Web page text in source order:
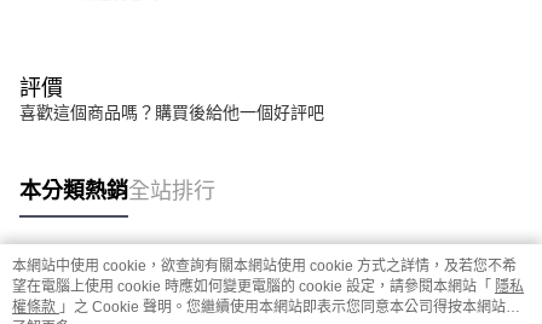
評價
喜歡這個商品嗎？購買後給他一個好評吧
本分類熱銷全站排行
熱門標籤
本網站中使用 cookie，欲查詢有關本網站使用 cookie 方式之詳情，及若您不希
望在電腦上使用 cookie 時應如何變更電腦的 cookie 設定，請參閱本網站「 隱私
權條款 」之 Cookie 聲明。您繼續使用本網站即表示您同意本公司得按本網站使